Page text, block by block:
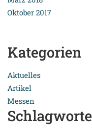
Oktober 2017
Kategorien
Aktuelles
Artikel
Messen
Schlagworte